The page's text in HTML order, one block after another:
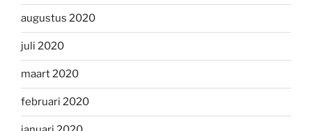
augustus 2020
juli 2020
maart 2020
februari 2020